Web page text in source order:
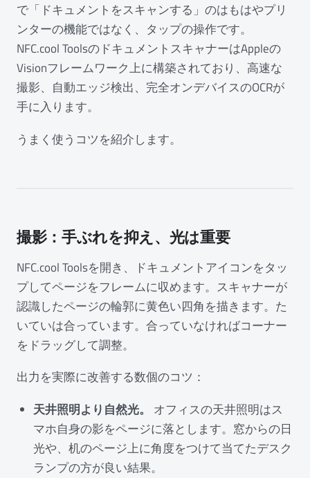
で「ドキュメントをスキャンする」のはもはやプリ
ンターの機能ではなく、タップの操作です。
NFC.cool ToolsのドキュメントスキャナーはAppleの
Visionフレームワーク上に構築されており、高速な
撮影、自動エッジ検出、完全オンデバイスのOCRが
手に入ります。
うまく使うコツを紹介します。
撮影：手ぶれを抑え、光は重要
NFC.cool Toolsを開き、ドキュメントアイコンをタッ
プしてページをフレームに収めます。スキャナーが
認識したページの輪郭に黄色い四角を描きます。た
いていは合っています。合っていなければコーナー
をドラッグして調整。
出力を実際に改善する数個のコツ：
天井照明より自然光。
オフィスの天井照明はス
マホ自身の影をページに落とします。窓からの日
光や、机のページ上に角度をつけて当てたデスク
ランプの方が良い結果。